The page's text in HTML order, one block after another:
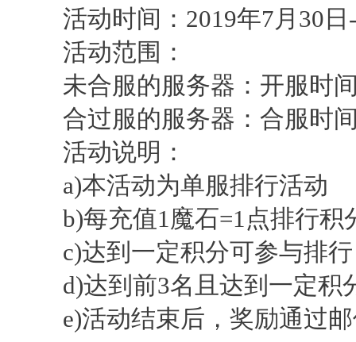
活动时间：2019年7月30日-
活动范围：
未合服的服务器：开服时间
合过服的服务器：合服时间
活动说明：
a)本活动为单服排行活动
b)每充值1魔石=1点排行积
c)达到一定积分可参与排行
d)达到前3名且达到一定积
e)活动结束后，奖励通过邮